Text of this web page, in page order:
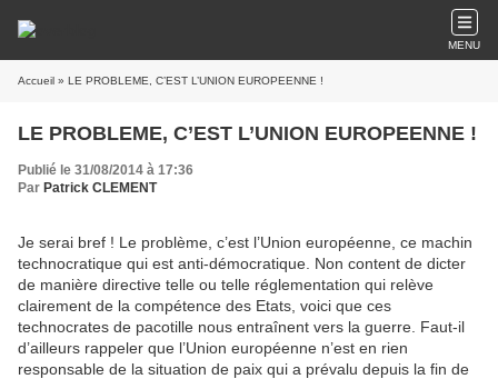
MENU
Accueil » LE PROBLEME, C’EST L’UNION EUROPEENNE !
LE PROBLEME, C’EST L’UNION EUROPEENNE !
Publié le 31/08/2014 à 17:36
Par Patrick CLEMENT
Je serai bref ! Le problème, c’est l’Union européenne, ce machin
technocratique qui est anti-démocratique. Non content de dicter
de manière directive telle ou telle réglementation qui relève
clairement de la compétence des Etats, voici que ces
technocrates de pacotille nous entraînent vers la guerre. Faut-il
d’ailleurs rappeler que l’Union européenne n’est en rien
responsable de la situation de paix qui a prévalu depuis la fin de